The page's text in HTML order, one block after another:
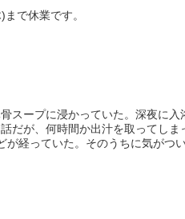
で休業です。
スープに浸かっていた。深夜に
だが、何時間か出汁を取ってし
が経っていた。そのうちに気がつ